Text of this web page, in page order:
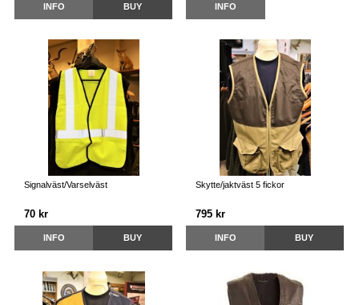
INFO BUY INFO
Signalväst/Varselväst
70 kr
INFO BUY
Skytte/jaktväst 5 fickor
795 kr
INFO BUY